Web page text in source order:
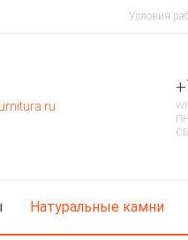
Условия
Натуральные камни